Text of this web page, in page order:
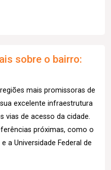
sobre o bairro:
mais promissoras de
excelente infraestrutura
vias de acesso da cidade.
próximas, como o
a Universidade Federal de